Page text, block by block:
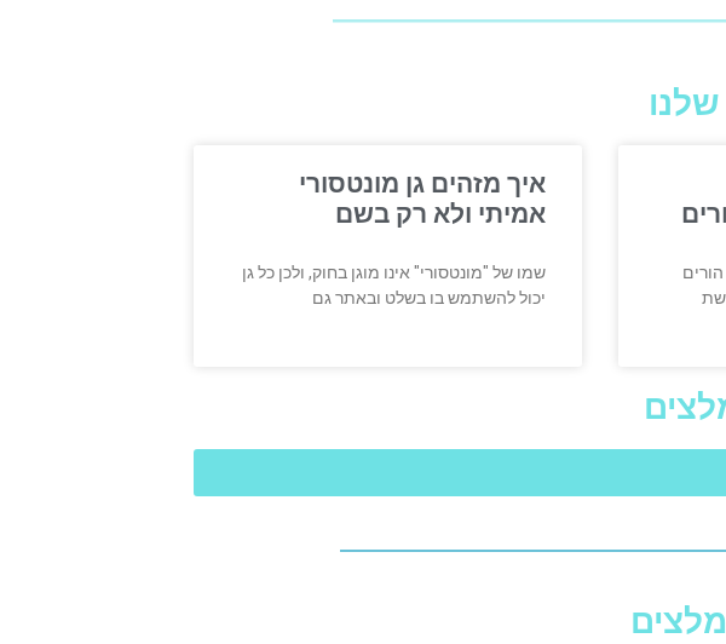
איך מזהים גן מונטסורי
אמיתי ולא רק בשם
שמו של "מונטסורי" אינו מוגן בחוק, ולכן כל גן
יכול להשתמש בו בשלט ובאתר גם